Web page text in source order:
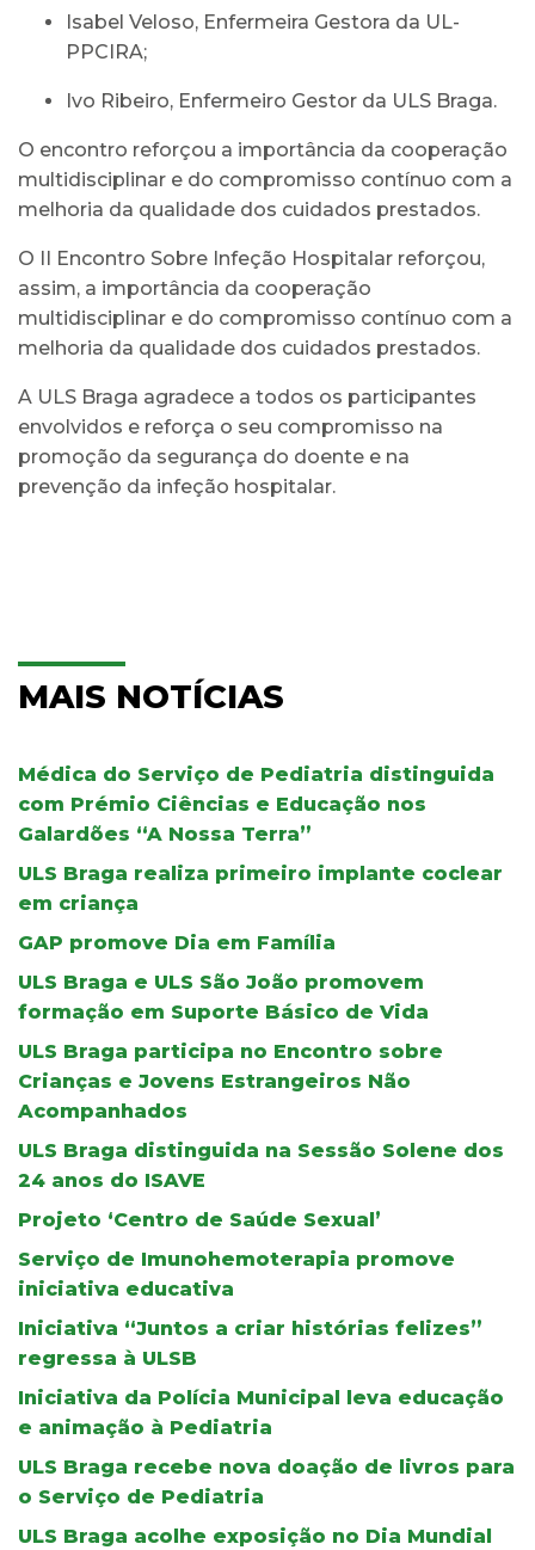
Isabel Veloso, Enfermeira Gestora da UL-
PPCIRA;
Ivo Ribeiro, Enfermeiro Gestor da ULS Braga.
O encontro reforçou a importância da cooperação
multidisciplinar e do compromisso contínuo com a
melhoria da qualidade dos cuidados prestados.
O II Encontro Sobre Infeção Hospitalar reforçou,
assim, a importância da cooperação
multidisciplinar e do compromisso contínuo com a
melhoria da qualidade dos cuidados prestados.
A ULS Braga agradece a todos os participantes
envolvidos e reforça o seu compromisso na
promoção da segurança do doente e na
prevenção da infeção hospitalar.
MAIS NOTÍCIAS
Médica do Serviço de Pediatria distinguida
com Prémio Ciências e Educação nos
Galardões “A Nossa Terra”
ULS Braga realiza primeiro implante coclear
em criança
GAP promove Dia em Família
ULS Braga e ULS São João promovem
formação em Suporte Básico de Vida
ULS Braga participa no Encontro sobre
Crianças e Jovens Estrangeiros Não
Acompanhados
ULS Braga distinguida na Sessão Solene dos
24 anos do ISAVE
Projeto ‘Centro de Saúde Sexual’
Serviço de Imunohemoterapia promove
iniciativa educativa
Iniciativa “Juntos a criar histórias felizes”
regressa à ULSB
Iniciativa da Polícia Municipal leva educação
e animação à Pediatria
ULS Braga recebe nova doação de livros para
o Serviço de Pediatria
ULS Braga acolhe exposição no Dia Mundial